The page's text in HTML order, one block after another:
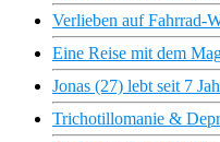
Verlieben auf Fahrrad-
Eine Reise mit dem
Jonas (27) lebt seit 7
Trichotillomanie &